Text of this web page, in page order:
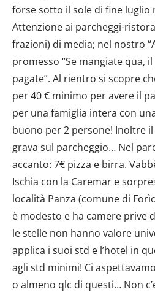
forse sotto il sole di fine luglio
Attenzione ai parcheggi-
frazioni) di media; nel nostro
promesso “Se mangiate qua,
pagate”. Al rientro si scopre
per 40 € minimo per avere il
per una famiglia intera con
buono per 2 persone! Inoltre
grava sul parcheggio… Nel
accanto: 7€ pizza e birra.
Ischia con la Caremar e
località Panza (comune di
è modesto e ha camere prive
le stelle non hanno valore
applica i suoi std e l’hotel in
agli std minimi! Ci
o almeno qlc di questi… Non